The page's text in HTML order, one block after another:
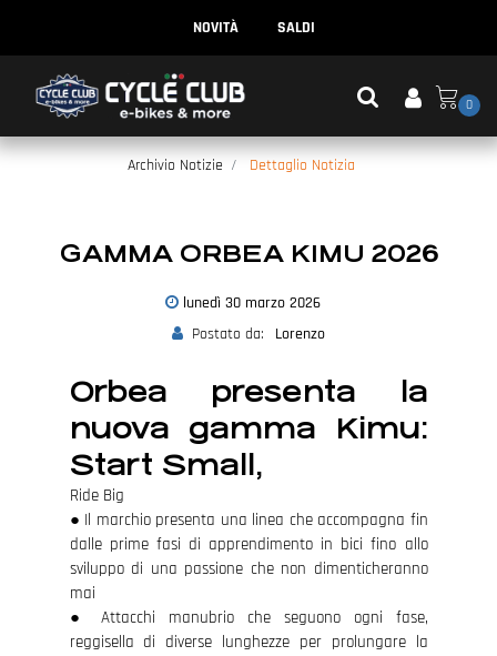
NOVITÀ SALDI
0
Archivio Notizie Dettaglio Notizia
GAMMA ORBEA KIMU 2026
lunedì 30 marzo 2026
Postato da:
Lorenzo
Orbea presenta la
nuova gamma Kimu:
Start Small,
Ride Big
● Il marchio presenta una linea che accompagna fin
dalle prime fasi di apprendimento in bici fino allo
sviluppo di una passione che non dimenticheranno
mai
● Attacchi manubrio che seguono ogni fase,
reggisella di diverse lunghezze per prolungare la